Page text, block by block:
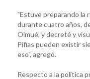
"Estuve preparando la
durante cuatro años,
Olmué, y decreté y
Pifias pueden existir
eso", agregó.
Respecto a la política